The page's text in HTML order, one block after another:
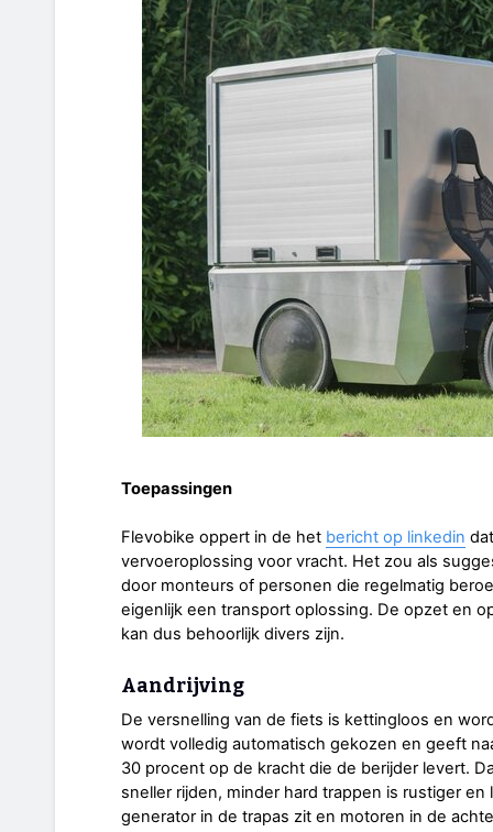
Toepassingen
Flevobike oppert in de het bericht op linkedin
vervoeroplossing voor vracht. Het zou als
door monteurs of personen die regelmatig
eigenlijk een transport oplossing. De opzet en
kan dus behoorlijk divers zijn.
Aandrijving
De versnelling van de fiets is kettingloos en
wordt volledig automatisch gekozen en geeft
30 procent op de kracht die de berijder levert.
sneller rijden, minder hard trappen is rustiger
generator in de trapas zit en motoren in de